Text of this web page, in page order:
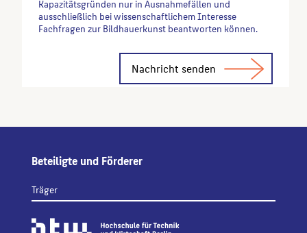
Kapazitätsgründen nur in Ausnahmefällen und
ausschließlich bei wissenschaftlichem Interesse
Fachfragen zur Bildhauerkunst beantworten können.
Beteiligte und Förderer
Träger